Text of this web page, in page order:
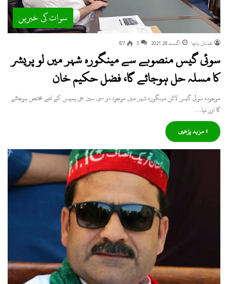
سوات کی خبریں
عدنان باچا اگست 26, 2021 0
107
سوئی گیس منصوبے سے مینگورہ شہر میں لو پریشر
کا مسلہ حل ہوجائے گا، فضل حکیم خان
موجودہ سوئی گیس لائن مینگورہ شہر میں موجود دو سی سین جی پمپس کے لئے مختص ہوجائے
گا اور نیا…
» مزید پڑھیں